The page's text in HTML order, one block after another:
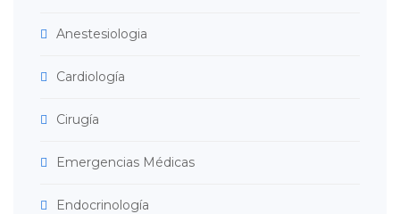
Anestesiologia
Cardiología
Cirugía
Emergencias Médicas
Endocrinología